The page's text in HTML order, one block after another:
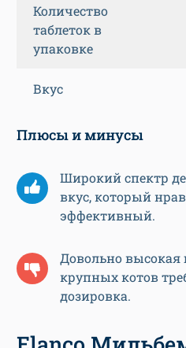
Количество
таблеток в
упаковке
Вкус
Плюсы и минусы
Широкий спектр
вкус, который
эффективный.
Довольно высокая
крупных котов
дозировка.